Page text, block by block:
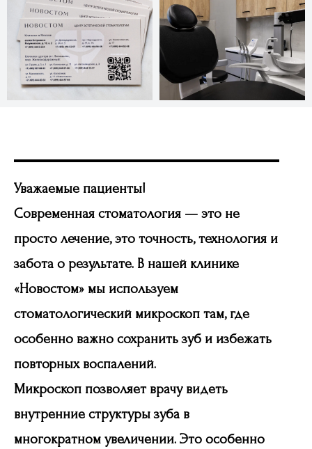
Уважаемые пациенты!
Современная стоматология — это не
просто лечение, это точность, технология и
забота о результате. В нашей клинике
«Новостом» мы используем
стоматологический микроскоп там, где
особенно важно сохранить зуб и избежать
повторных воспалений.
Микроскоп позволяет врачу видеть
внутренние структуры зуба в
многократном увеличении. Это особенно